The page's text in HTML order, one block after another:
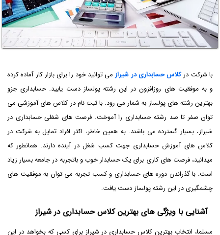
با شرکت درکلاس حسابداری در شیراز می توانید خود را برای بازار کار آماده کرده
و به موفقیت های روزافزون در این رشته پولساز دست یابید. حسابداری جزو
بهترین رشته های پولساز به شمار می رود. با ثبت نام در کلاس های آموزشی می
توان صفر تا صد رشته حسابداری را آموخت. فرصت های شغلی حسابداری در
شیراز، بسیار گسترده می باشند. به همین خاطر، اکثر افراد تمایل به شرکت در
کلاس های آموزش حسابداری جهت کسب شغل در آینده دارند. همانطور که
میدانید، فرصت های کاری برای یک حسابدار خوب و باتجربه در جامعه بسیار زیاد
است. با گذراندن دوره های حسابداری و کسب تجربه می توان به موفقیت های
چشمگیری در این رشته پولساز دست یافت.
آشنایی با ویژگی های بهترین کلاس حسابداری در شیراز
مسلما، انتخاب بهترین کلاس حسابداری در شیراز برای کسی که بخواهد در این